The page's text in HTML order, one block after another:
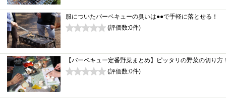
服についたバーベキューの臭いは●●で手軽に落とせる！
(評価数:0件)
【バーベキュー定番野菜まとめ】ピッタリの野菜の切り方
(評価数:0件)